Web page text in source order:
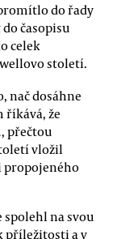
do řady
časopisu
celek
století.
nač dosáhne
říkává, že
přečtou
vložil
propojeného
spolehl na svou
příležitosti a v